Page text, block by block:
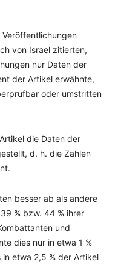
von Israel zitierten,
nur Daten der
der Artikel erwähnte,
oder umstritten
die Daten der
d. h. die Zahlen
besser ab als andere
% bzw. 44 % ihrer
und
dies nur in etwa 1 %
etwa 2,5 % der Artikel